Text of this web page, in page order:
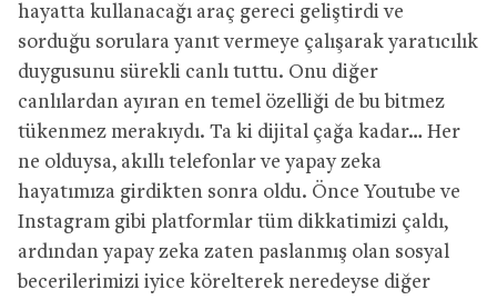
hayatta kullanacağı araç gereci geliştirdi ve
sorduğu sorulara yanıt vermeye çalışarak yaratıcılık
duygusunu sürekli canlı tuttu. Onu diğer
canlılardan ayıran en temel özelliği de bu bitmez
tükenmez merakıydı. Ta ki dijital çağa kadar… Her
ne olduysa, akıllı telefonlar ve yapay zeka
hayatımıza girdikten sonra oldu. Önce Youtube ve
Instagram gibi platformlar tüm dikkatimizi çaldı,
ardından yapay zeka zaten paslanmış olan sosyal
becerilerimizi iyice körelterek neredeyse diğer